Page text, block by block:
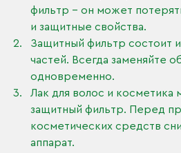
фильтр – он может
и защитные свойства.
Защитный фильтр состоит
частей. Всегда заменяйте
одновременно.
Лак для волос и косметика
защитный фильтр. Перед
косметических средств
аппарат.